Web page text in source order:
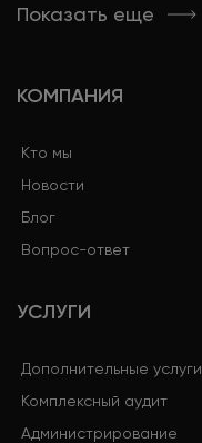
Показать еще
КОМПАНИЯ
Кто мы
Новости
Блог
Вопрос-ответ
УСЛУГИ
Дополнительные услуги
Комплексный аудит
Администрирование